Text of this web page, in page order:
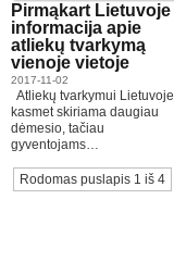
Pirmąkart Lietuvoje
informacija apie
atliekų tvarkymą
vienoje vietoje
2017-11-02
Atliekų tvarkymui Lietuvoje
kasmet skiriama daugiau
dėmesio, tačiau
gyventojams…
Rodomas puslapis 1 iš 4